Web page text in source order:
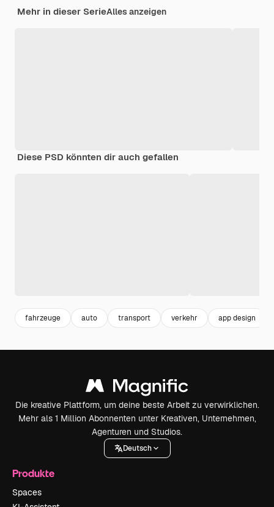
Mehr in dieser SerieAlles anzeigen
Diese PSD könnten dir auch gefallen
fahrzeuge auto transport verkehr app design
Die kreative Plattform, um deine beste Arbeit zu verwirklichen.
Mehr als 1 Million Abonnenten unter Kreativen, Unternehmen,
Agenturen und Studios.
Deutsch
Produkte
Spaces